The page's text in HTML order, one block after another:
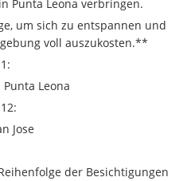
Punta Leona verbringen.
um sich zu entspannen und
voll auszukosten.**
Leona
Jose
der Besichtigungen